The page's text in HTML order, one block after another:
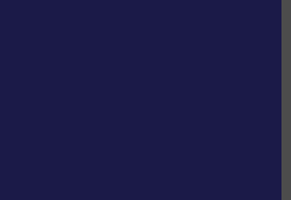
sẽ chăm sóc Gấu của bạn
Caro - Hàng Nhập
cho người thân yêu của bạn!
TỰ CHỤP.